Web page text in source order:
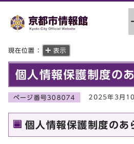
現在位置： 表示
個人情報保護制度の
ページ番号308074 2025年3月
個人情報保護制度のあ